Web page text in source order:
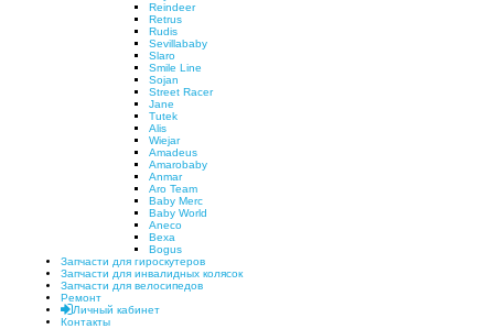
Reindeer
Retrus
Rudis
Sevillababy
Slaro
Smile Line
Sojan
Street Racer
Jane
Tutek
Alis
Wiejar
Amadeus
Amarobaby
Anmar
Aro Team
Baby Merc
Baby World
Aneco
Bexa
Bogus
Запчасти для гироскутеров
Запчасти для инвалидных колясок
Запчасти для велосипедов
Ремонт
Личный кабинет
Контакты